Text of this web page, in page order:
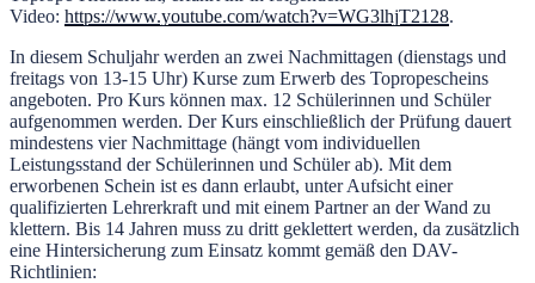
Video: https://www.youtube.com/watch?v=WG3lhjT2128.
In diesem Schuljahr werden an zwei Nachmittagen (dienstags und
freitags von 13-15 Uhr) Kurse zum Erwerb des Topropescheins
angeboten. Pro Kurs können max. 12 Schülerinnen und Schüler
aufgenommen werden. Der Kurs einschließlich der Prüfung dauert
mindestens vier Nachmittage (hängt vom individuellen
Leistungsstand der Schülerinnen und Schüler ab). Mit dem
erworbenen Schein ist es dann erlaubt, unter Aufsicht einer
qualifizierten Lehrerkraft und mit einem Partner an der Wand zu
klettern. Bis 14 Jahren muss zu dritt geklettert werden, da zusätzlich
eine Hintersicherung zum Einsatz kommt gemäß den DAV-
Richtlinien: